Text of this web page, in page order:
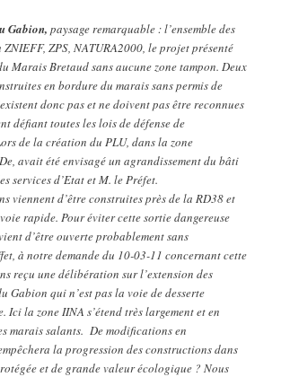
Gabion, paysage remarquable : l’ensemble des
ZPS, NATURA2000, le projet présenté
Marais Bretaud sans aucune zone tampon. Deux
en bordure du marais sans permis de
donc pas et ne doivent pas être reconnues
défiant toutes les lois de défense de
de la création du PLU, dans la zone
avait été envisagé un agrandissement du bâti
services d’Etat et M. le Préfet.
viennent d’être construites près de la RD38 et
rapide. Pour éviter cette sortie dangereuse
d’être ouverte probablement sans
à notre demande du 10-03-11 concernant cette
reçu une délibération sur l’extension des
Gabion qui n’est pas la voie de desserte
Ici la zone IINA s’étend très largement et en
marais salants. De modifications en
la progression des constructions dans
et de grande valeur écologique ? Nous